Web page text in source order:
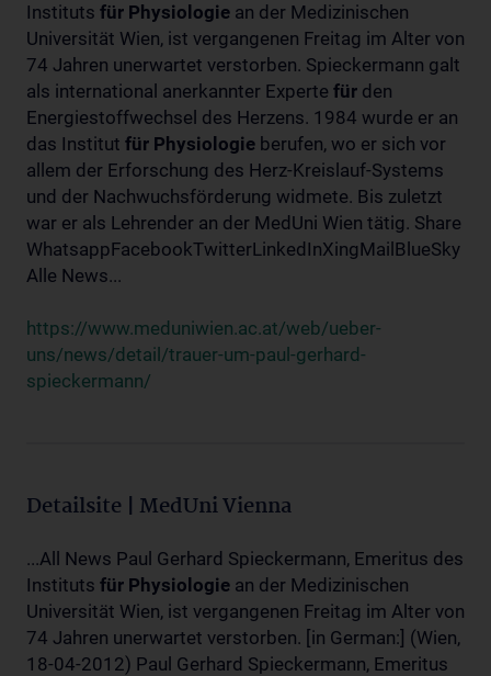
Instituts für Physiologie an der Medizinischen
Universität Wien, ist vergangenen Freitag im Alter von
74 Jahren unerwartet verstorben. Spieckermann galt
als international anerkannter Experte für den
Energiestoffwechsel des Herzens. 1984 wurde er an
das Institut für Physiologie berufen, wo er sich vor
allem der Erforschung des Herz-Kreislauf-Systems
und der Nachwuchsförderung widmete. Bis zuletzt
war er als Lehrender an der MedUni Wien tätig. Share
WhatsappFacebookTwitterLinkedInXingMailBlueSky
Alle News...
https://www.meduniwien.ac.at/web/ueber-
uns/news/detail/trauer-um-paul-gerhard-
spieckermann/
Detailsite | MedUni Vienna
...All News Paul Gerhard Spieckermann, Emeritus des
Instituts für Physiologie an der Medizinischen
Universität Wien, ist vergangenen Freitag im Alter von
74 Jahren unerwartet verstorben. [in German:] (Wien,
18-04-2012) Paul Gerhard Spieckermann, Emeritus